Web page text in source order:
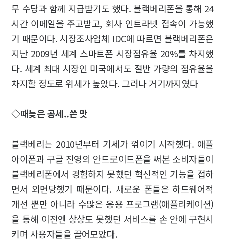
무 수당과 함께 지급받기도 했다. 블랙베리폰을 통해 24
시간 이메일을 주고받고, 회사 인트라넷 접속이 가능했
기 때문이다. 시장조사업체 IDC에 따르면 블랙베리폰은
지난 2009년 세계 스마트폰 시장점유율 20%를 차지했
다. 세계 최대 시장인 미국에서도 절반 가량의 점유율을
차지할 정도로 위세가 높았다. 그러나 거기까지였다
◇때늦은 공세..쓴 맛
블랙베리는 2010년부터 기세가 꺾이기 시작했다. 애플
아이폰과 구글 진영의 안드로이드폰을 써본 소비자들이
블랙베리폰에서 경험하지 못했던 혁신적인 기능을 접하
면서 외면당했기 때문이다. 새로운 폰들은 하드웨어적
개선 뿐만 아니라 수많은 응용 프로그램(애플리케이션)
을 통해 이전엔 상상도 못했던 서비스를 손 안에 구현시
키며 사용자들을 끌어모았다.